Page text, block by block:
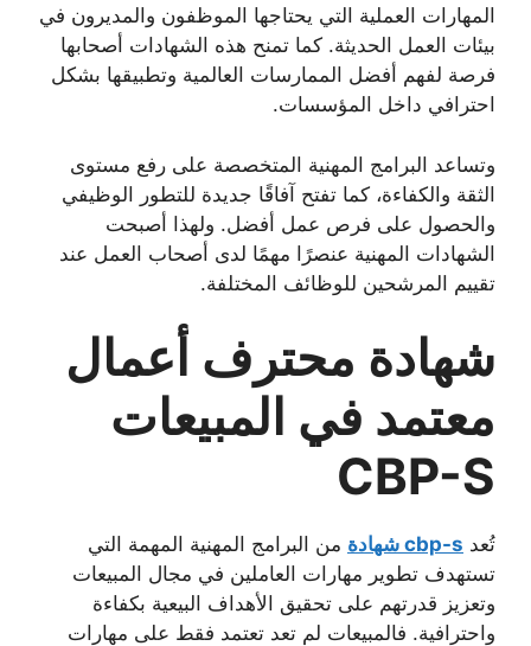
المهارات العملية التي يحتاجها الموظفون والمديرون في
بيئات العمل الحديثة. كما تمنح هذه الشهادات أصحابها
فرصة لفهم أفضل الممارسات العالمية وتطبيقها بشكل
احترافي داخل المؤسسات.
وتساعد البرامج المهنية المتخصصة على رفع مستوى
الثقة والكفاءة، كما تفتح آفاقًا جديدة للتطور الوظيفي
والحصول على فرص عمل أفضل. ولهذا أصبحت
الشهادات المهنية عنصرًا مهمًا لدى أصحاب العمل عند
تقييم المرشحين للوظائف المختلفة.
شهادة محترف أعمال
معتمد في المبيعات
CBP-S
تُعد cbp-s شهادة
من البرامج المهنية المهمة التي
تستهدف تطوير مهارات العاملين في مجال المبيعات
وتعزيز قدرتهم على تحقيق الأهداف البيعية بكفاءة
واحترافية. فالمبيعات لم تعد تعتمد فقط على مهارات